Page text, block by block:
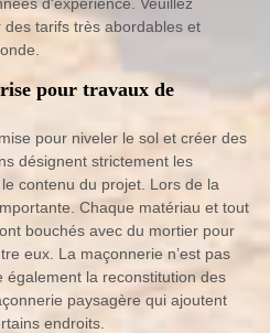
tarifs très abordables et
pour travaux de
pour niveler le sol et créer des
désignent strictement les
contenu du projet. Lors de la
Chaque matériau et tout
bouchés avec du mortier pour
eux. La maçonnerie n’est pas
également la reconstitution des
paysagère qui ajoutent
endroits.